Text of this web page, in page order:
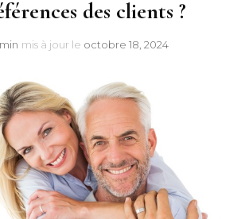
des clients ?
mis à jour le octobre 18, 2024